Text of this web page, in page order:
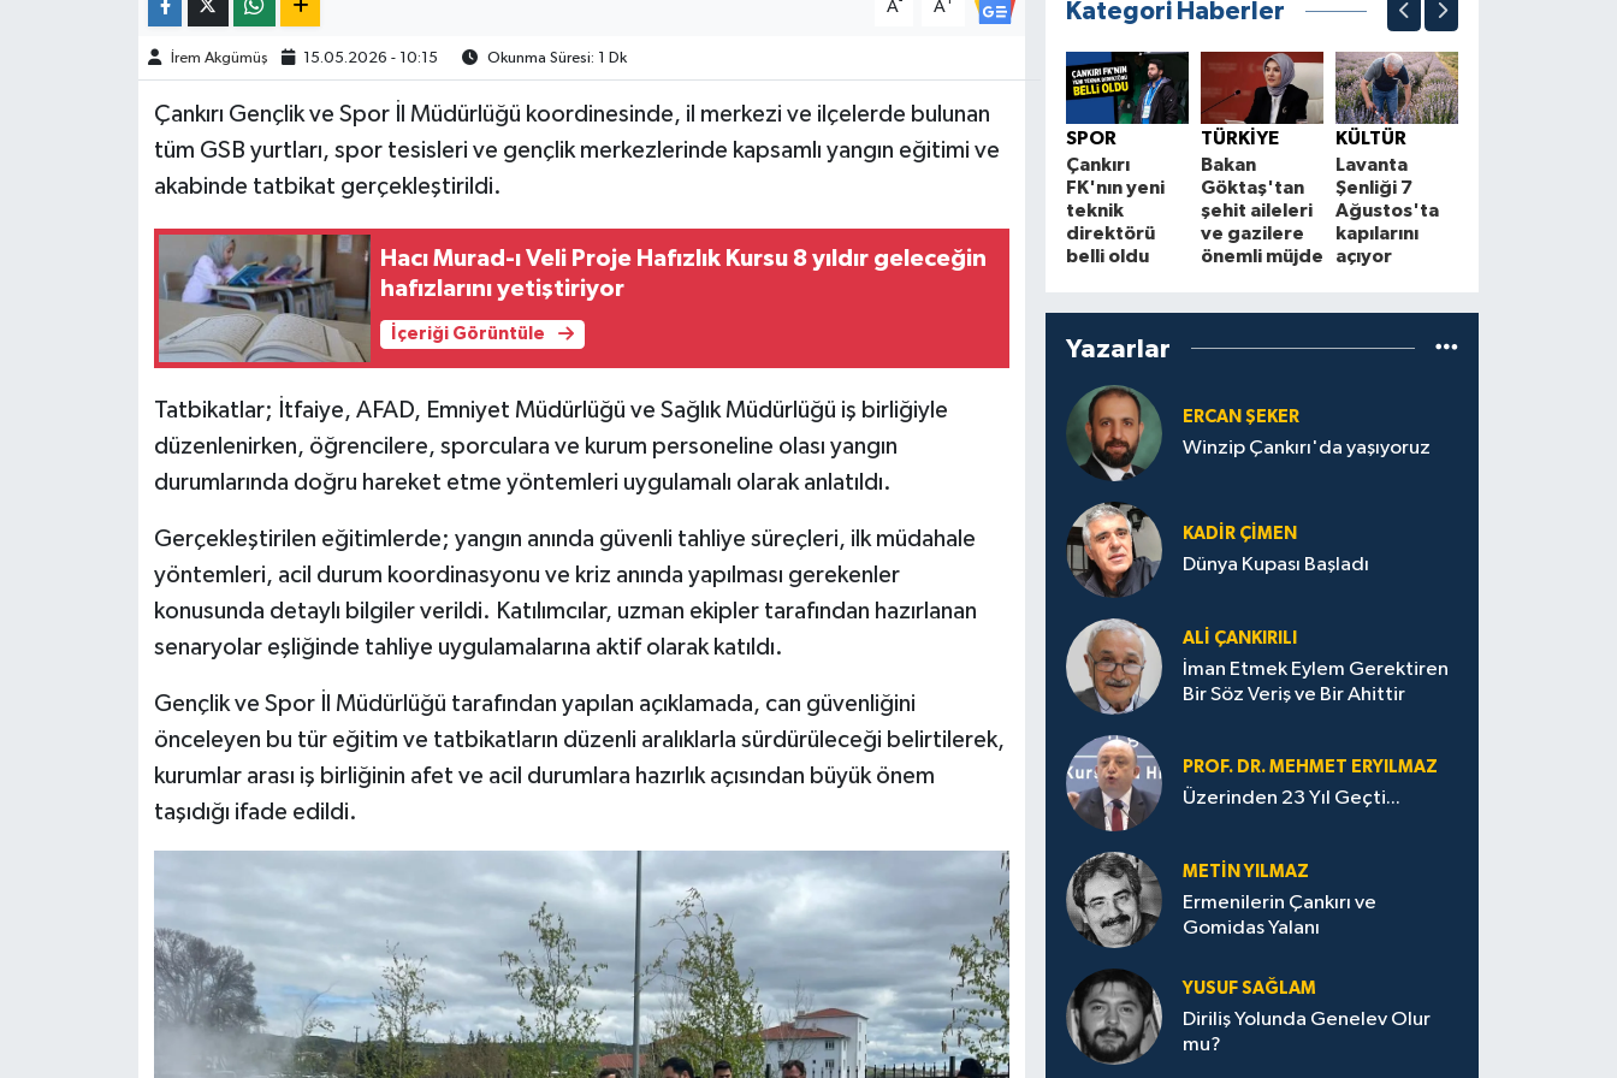
A A
İrem Akgümüş 15.05.2026 - 10:15 Okunma Süresi: 1 Dk
Çankırı Gençlik ve Spor İl Müdürlüğü koordinesinde, il merkezi ve ilçelerde bulunan
tüm GSB yurtları, spor tesisleri ve gençlik merkezlerinde kapsamlı yangın eğitimi ve
akabinde tatbikat gerçekleştirildi.
Hacı Murad-ı Veli Proje Hafızlık Kursu 8 yıldır geleceğin
hafızlarını yetiştiriyor
İçeriği Görüntüle
Tatbikatlar; İtfaiye, AFAD, Emniyet Müdürlüğü ve Sağlık Müdürlüğü iş birliğiyle
düzenlenirken, öğrencilere, sporculara ve kurum personeline olası yangın
durumlarında doğru hareket etme yöntemleri uygulamalı olarak anlatıldı.
Gerçekleştirilen eğitimlerde; yangın anında güvenli tahliye süreçleri, ilk müdahale
yöntemleri, acil durum koordinasyonu ve kriz anında yapılması gerekenler
konusunda detaylı bilgiler verildi. Katılımcılar, uzman ekipler tarafından hazırlanan
senaryolar eşliğinde tahliye uygulamalarına aktif olarak katıldı.
Gençlik ve Spor İl Müdürlüğü tarafından yapılan açıklamada, can güvenliğini
önceleyen bu tür eğitim ve tatbikatların düzenli aralıklarla sürdürüleceği belirtilerek,
kurumlar arası iş birliğinin afet ve acil durumlara hazırlık açısından büyük önem
taşıdığı ifade edildi.
Kategori Haberler
SPOR
Çankırı
FK'nın yeni
teknik
direktörü
belli oldu
TÜRKİYE
Bakan
Göktaş'tan
şehit aileleri
ve gazilere
önemli müjde
KÜLTÜR
Lavanta
Şenliği 7
Ağustos'ta
kapılarını
açıyor
Yazarlar
ERCAN ŞEKER
Winzip Çankırı'da yaşıyoruz
KADIR ÇIMEN
Dünya Kupası Başladı
ALI ÇANKIRILI
İman Etmek Eylem Gerektiren
Bir Söz Veriş ve Bir Ahittir
PROF. DR. MEHMET ERYILMAZ
Üzerinden 23 Yıl Geçti...
METIN YILMAZ
Ermenilerin Çankırı ve
Gomidas Yalanı
YUSUF SAĞLAM
Diriliş Yolunda Genelev Olur
mu?
TÜRKİYE